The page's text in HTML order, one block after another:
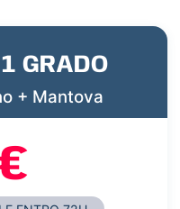
GRADO
+ Mantova